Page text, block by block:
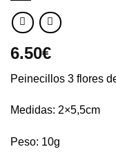
6.50€
Peinecillos 3 flores
Medidas: 2×5,5cm
Peso: 10g